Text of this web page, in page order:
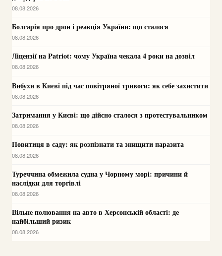
08.08.2026
Болгарія про дрон і реакція України: що сталося
08.08.2026
Ліцензії на Patriot: чому Україна чекала 4 роки на дозвіл
08.08.2026
Вибухи в Києві під час повітряної тривоги: як себе захистити
08.08.2026
Затримання у Києві: що дійсно сталося з протестувальником
08.08.2026
Повитиця в саду: як розпізнати та знищити паразита
08.08.2026
Туреччина обмежила судна у Чорному морі: причини й
наслідки для торгівлі
08.08.2026
Вільне полювання на авто в Херсонській області: де
найбільший ризик
08.08.2026